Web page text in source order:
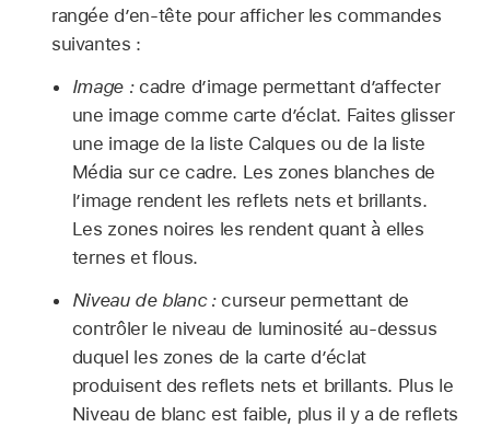
rangée d’en-tête pour afficher les commandes
suivantes :
Image :cadre d’image permettant d’affecter
une image comme carte d’éclat. Faites glisser
une image de la liste Calques ou de la liste
Média sur ce cadre. Les zones blanches de
l’image rendent les reflets nets et brillants.
Les zones noires les rendent quant à elles
ternes et flous.
Niveau de blanc :curseur permettant de
contrôler le niveau de luminosité au-dessus
duquel les zones de la carte d’éclat
produisent des reflets nets et brillants. Plus le
Niveau de blanc est faible, plus il y a de reflets